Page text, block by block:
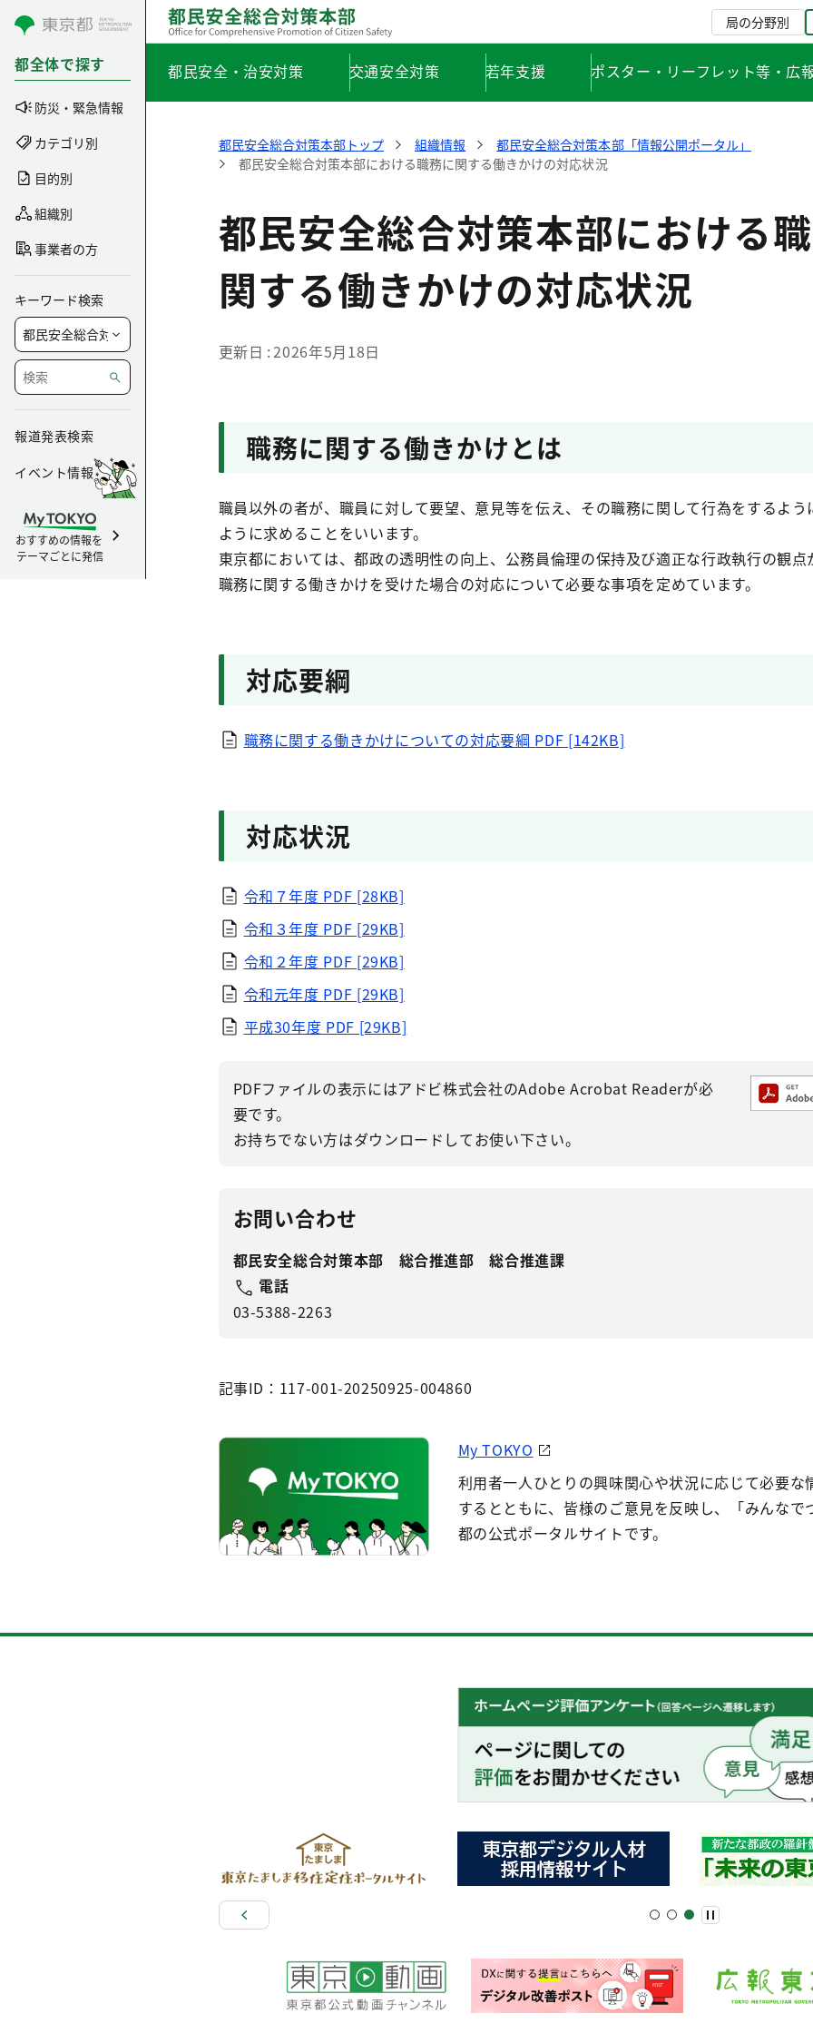
コンテンツにスキップ
都全体で探す
防災・緊急情報
カテゴリ別
目的別
組織別
事業者の方
キーワード検索
報道発表検索
イベント情報
おすすめの情報を
テーマごとに発信
局の分野別
都民安全・治安対策 交通安全対策 若年支援 ポスター・リーフレット等・広
都民安全総合対策本部トップ 組織情報
都民安全総合対策本部「情報公開ポータル」
都民安全総合対策本部における職務に関する働きかけの対応状況
都民安全総合対策本部における
関する働きかけの対応状況
更新日 2026年5月18日
職務に関する働きかけとは
職員以外の者が、職員に対して要望、意見等を伝え、その職務に関して行為をするよう
ように求めることをいいます。
東京都においては、都政の透明性の向上、公務員倫理の保持及び適正な行政執行の観点
職務に関する働きかけを受けた場合の対応について必要な事項を定めています。
対応要綱
職務に関する働きかけについての対応要綱 PDF [142KB]
対応状況
令和７年度 PDF [28KB]
令和３年度 PDF [29KB]
令和２年度 PDF [29KB]
令和元年度 PDF [29KB]
平成30年度 PDF [29KB]
PDFファイルの表示にはアドビ株式会社のAdobe Acrobat Readerが必
要です。
お持ちでない方はダウンロードしてお使い下さい。
お問い合わせ
都民安全総合対策本部 総合推進部 総合推進課
電話
03-5388-2263
記事ID：117-001-20250925-004860
My TOKYO
利用者一人ひとりの興味関心や状況に応じて必要な
するとともに、皆様のご意見を反映し、「みんなで
都の公式ポータルサイトです。